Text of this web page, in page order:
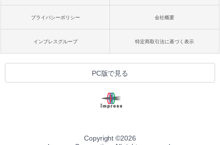
プライバシーポリシー 会社概要
インプレスグループ 特定商取引法に基づく表示
PC版で見る
Copyright ©2026